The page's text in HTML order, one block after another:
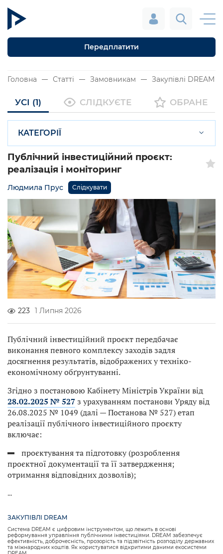
Передплатити
Головна Статті Замовникам Закупівлі DREAM
УСІ (1) СЛІДКУЄТЕ ОБРАНЕ
КАТЕГОРІЇ
Публічний інвестиційний проєкт:
реалізація і моніторинг
Людмила Прус Слідкувати
223 1 Липня 2026
Публічний інвестиційний проєкт передбачає
виконання певного комплексу заходів задля
досягнення результатів, відображених у техніко-
економічному обґрунтуванні.
Згідно з постановою Кабінету Міністрів України від
28.02.2025 № 527з урахуванням постанови Уряду від
26.08.2025 № 1049 (далі — Постанова № 527) етап
реалізації публічного інвестиційного проєкту
включає:
проєктування та підготовку (розроблення
проєктної документації та її затвердження;
отримання відповідних дозволів);
...
ЗАКУПІВЛІ DREAM
Система DREAM є цифровим інструментом, що лежить в основі
реформування управління публічними інвестиціями. DREAM забезпечує
ефективність, доброчесність, прозорість та підзвітність розподілу державних
та міжнародних коштів. Як користуватися відкритими даними екосистеми